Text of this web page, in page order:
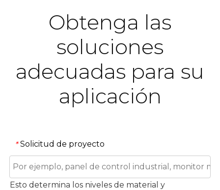
Obtenga las
soluciones
adecuadas para su
aplicación
* Solicitud de proyecto
Esto determina los niveles de material y